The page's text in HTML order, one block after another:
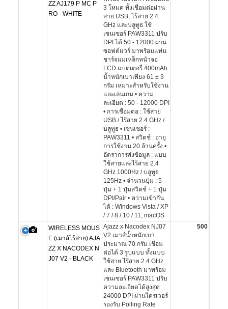
ZZ AJ179 P MC P
RO - WHITE
3 โหมด ทั้งเชื่อมต่อผ่าน
สาย USB, ไร้สาย 2.4
GHz และบลูทูธ ใช้
เซนเซอร์ PAW3311 ปรับ
DPI ได้ 50 - 12000 ผ่าน
ซอฟต์แวร์ มาพร้อมแท่น
ชาร์จแม่เหล็กหน้าจอ
LCD แบตเตอรี่ 400mAh
น้ำหนักเบาเพียง 61 ± 3
กรัม เหมาะสำหรับใช้งาน
และเล่นเกม • ความ
ละเอียด : 50 - 12000 DPI
• การเชื่อมต่อ : ใช้สาย
USB / ไร้สาย 2.4 GHz /
บลูทูธ • เซนเซอร์ :
PAW3311 • สวิตช์ : อายุ
การใช้งาน 20 ล้านครั้ง •
อัตราการส่งข้อมูล : แบบ
ใช้สายและไร้สาย 2.4
GHz 1000Hz / บลูทูธ
125Hz • จำนวนปุ่ม : 5
ปุ่ม + 1 ปุ่มสวิตช์ + 1 ปุ่ม
DPI/Pair • ความเข้ากัน
ได้ : Windows Vista / XP
/ 7 / 8 / 10 / 11, macOS
WIRELESS MOUS
E (เมาส์ไร้สาย) AJA
ZZ X NACODEX N
J07 V2 - BLACK
Ajazz x Nacodex NJ07
V2 เมาส์น้ำหนักเบา
ประมาณ 70 กรัม เชื่อม
ต่อได้ 3 รูปแบบ ทั้งแบบ
ใช้สาย ไร้สาย 2.4 GHz
และ Bluetooth มาพร้อม
เซนเซอร์ PAW3311 ปรับ
ความละเอียดได้สูงสุด
24000 DPI ผ่านไดรเวอร์
รองรับ Polling Rate
500